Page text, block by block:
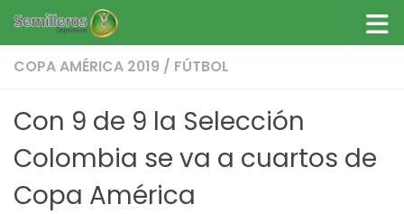
Saltar al contenido
COPA AMÉRICA 2019 / FÚTBOL
Con 9 de 9 la Selección
Colombia se va a cuartos de
Copa América